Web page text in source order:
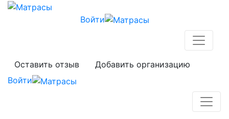
Войти
Оставить отзыв
Добавить организацию
Войти